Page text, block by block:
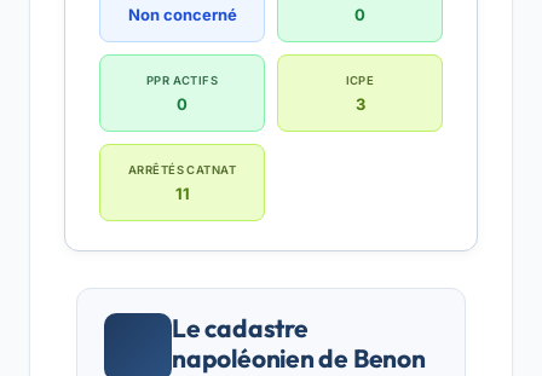
Non concerné 0
PPR ACTIFS
0
ICPE
3
ARRÊTÉS CATNAT
11
Le cadastre
napoléonien de Benon